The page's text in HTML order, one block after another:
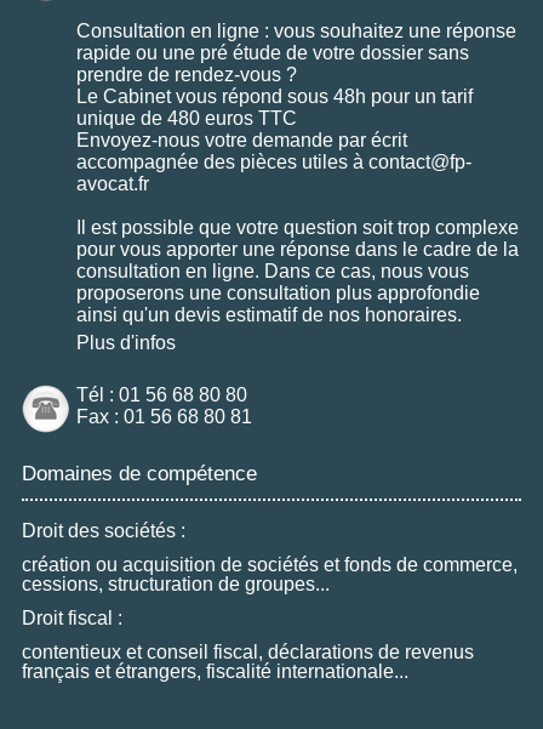
Consultation en ligne : vous souhaitez une réponse
rapide ou une pré étude de votre dossier sans
prendre de rendez-vous ?
Le Cabinet vous répond sous 48h pour un tarif
unique de 480 euros TTC
Envoyez-nous votre demande par écrit
accompagnée des pièces utiles à contact@fp-
avocat.fr
Il est possible que votre question soit trop complexe
pour vous apporter une réponse dans le cadre de la
consultation en ligne. Dans ce cas, nous vous
proposerons une consultation plus approfondie
ainsi qu'un devis estimatif de nos honoraires.
Plus d'infos
Tél : 01 56 68 80 80
Fax : 01 56 68 80 81
Domaines de compétence
Droit des sociétés :
création ou acquisition de sociétés et fonds de commerce,
cessions, structuration de groupes...
Droit fiscal :
contentieux et conseil fiscal, déclarations de revenus
français et étrangers, fiscalité internationale...